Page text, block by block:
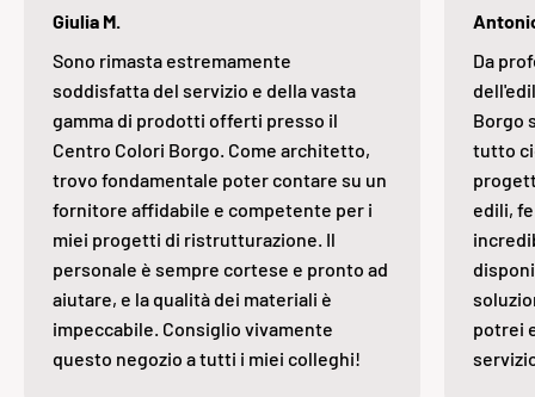
Giulia M.
Sono rimasta estremamente
soddisfatta del servizio e della vasta
gamma di prodotti offerti presso il
Centro Colori Borgo. Come architetto,
trovo fondamentale poter contare su un
fornitore affidabile e competente per i
miei progetti di ristrutturazione. Il
personale è sempre cortese e pronto ad
aiutare, e la qualità dei materiali è
impeccabile. Consiglio vivamente
questo negozio a tutti i miei colleghi!
Da
Borgo
tutto
edili,
potrei